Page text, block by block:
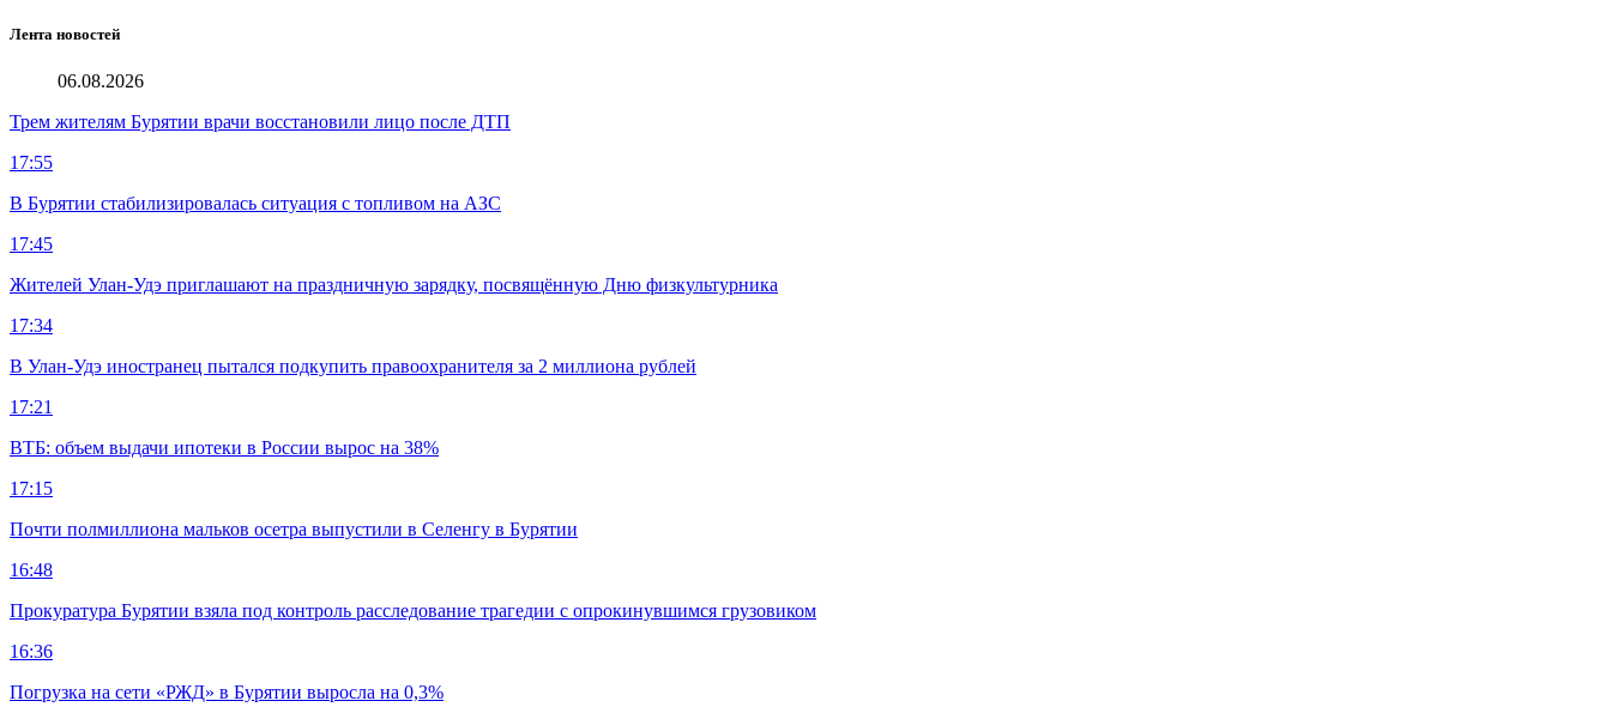
Лента новостей
06.08.2026
Трем жителям Бурятии врачи восстановили лицо после ДТП
17:55
В Бурятии стабилизировалась ситуация с топливом на АЗС
17:45
Жителей Улан-Удэ приглашают на праздничную зарядку, посвящённую Дню физкультурника
17:34
В Улан-Удэ иностранец пытался подкупить правоохранителя за 2 миллиона рублей
17:21
ВТБ: объем выдачи ипотеки в России вырос на 38%
17:15
Почти полмиллиона мальков осетра выпустили в Селенгу в Бурятии
16:48
Прокуратура Бурятии взяла под контроль расследование трагедии с опрокинувшимся грузовиком
16:36
Погрузка на сети «РЖД» в Бурятии выросла на 0,3%